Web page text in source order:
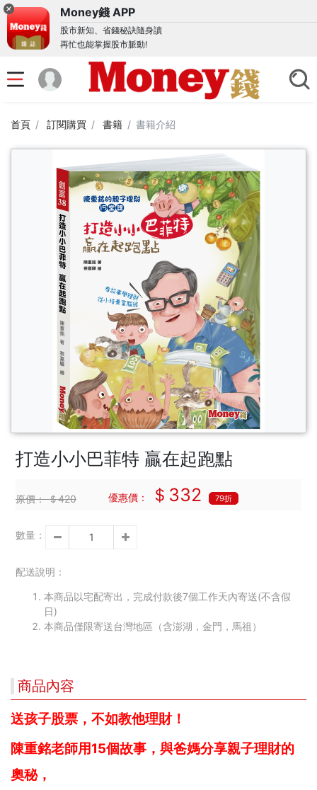
Money錢 APP
股市新知、省錢秘訣隨身讀
再忙也能掌握股市脈動!
首頁 訂閱購買 書籍 書籍介紹
打造小小巴菲特 贏在起跑點
原價：＄420 優惠價： ＄332 79折
數量：
配送說明：
本商品以宅配寄出，完成付款後7個工作天內寄送(不含假
日)
本商品僅限寄送台灣地區（含澎湖，金門，馬祖）
商品內容
送孩子股票，不如教他理財！
陳重銘老師用15個故事，與爸媽分享親子理財的
奧秘，